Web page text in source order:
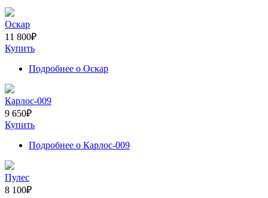
Оскар
11 800₽
Купить
Подробнее о Оскар
Карлос-009
9 650₽
Купить
Подробнее о Карлос-009
Пулес
8 100₽